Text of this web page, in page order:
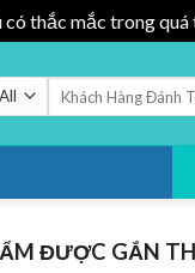
có thắc mắc trong
ĐƯỢC GẮN